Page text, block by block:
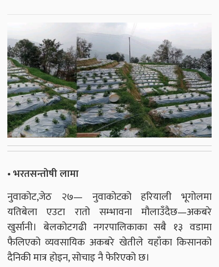
• भरतसन्तोषी लामा
नुवाकोट,जेठ २७— नुवाकोटको हरियाली भूगोलमा
यतिबेला एउटा रातो सम्भावना मौलाउँदैछ—अकबरे
खुर्सानी। बेलकोटगढी नगरपालिकाका सबै १३ वडामा
फैलिएको व्यवसायिक अकबरे खेतीले यहाँका किसानको
दैनिकी मात्र होइन, सोचाइ नै फेरिएको छ।